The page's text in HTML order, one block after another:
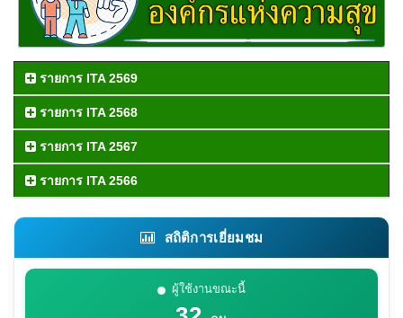
รายการ ITA 2569
รายการ ITA 2568
รายการ ITA 2567
รายการ ITA 2566
สถิติการเยี่ยมชม
ผู้ใช้งานขณะนี้